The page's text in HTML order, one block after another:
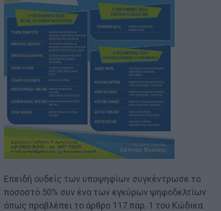
Επειδή ουδείς των υποψηφίων συγκέντρωσε το
ποσοστό 50% συν ένα των εγκύρων ψηφοδελτίων
όπως προβλέπει το άρθρο 117 παρ. 1 του Κώδικα